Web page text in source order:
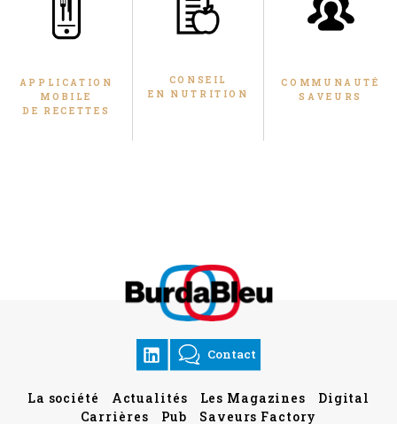
APPLICATION
MOBILE
DE RECETTES
CONSEIL
EN NUTRITION
COMMUNAUTÉ
SAVEURS
Contact
La société Actualités Les Magazines
Digital
Carrières
Pub Saveurs Factory